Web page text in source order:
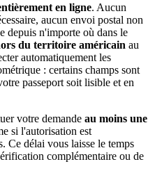
en ligne. Aucun
aucun envoi postal non
depuis n'importe où dans le
du territoire américain au
automatiquement les
: certains champs sont
passeport soit lisible et en
votre demande au moins une
si l'autorisation est
Ce délai vous laisse le temps
complémentaire ou de